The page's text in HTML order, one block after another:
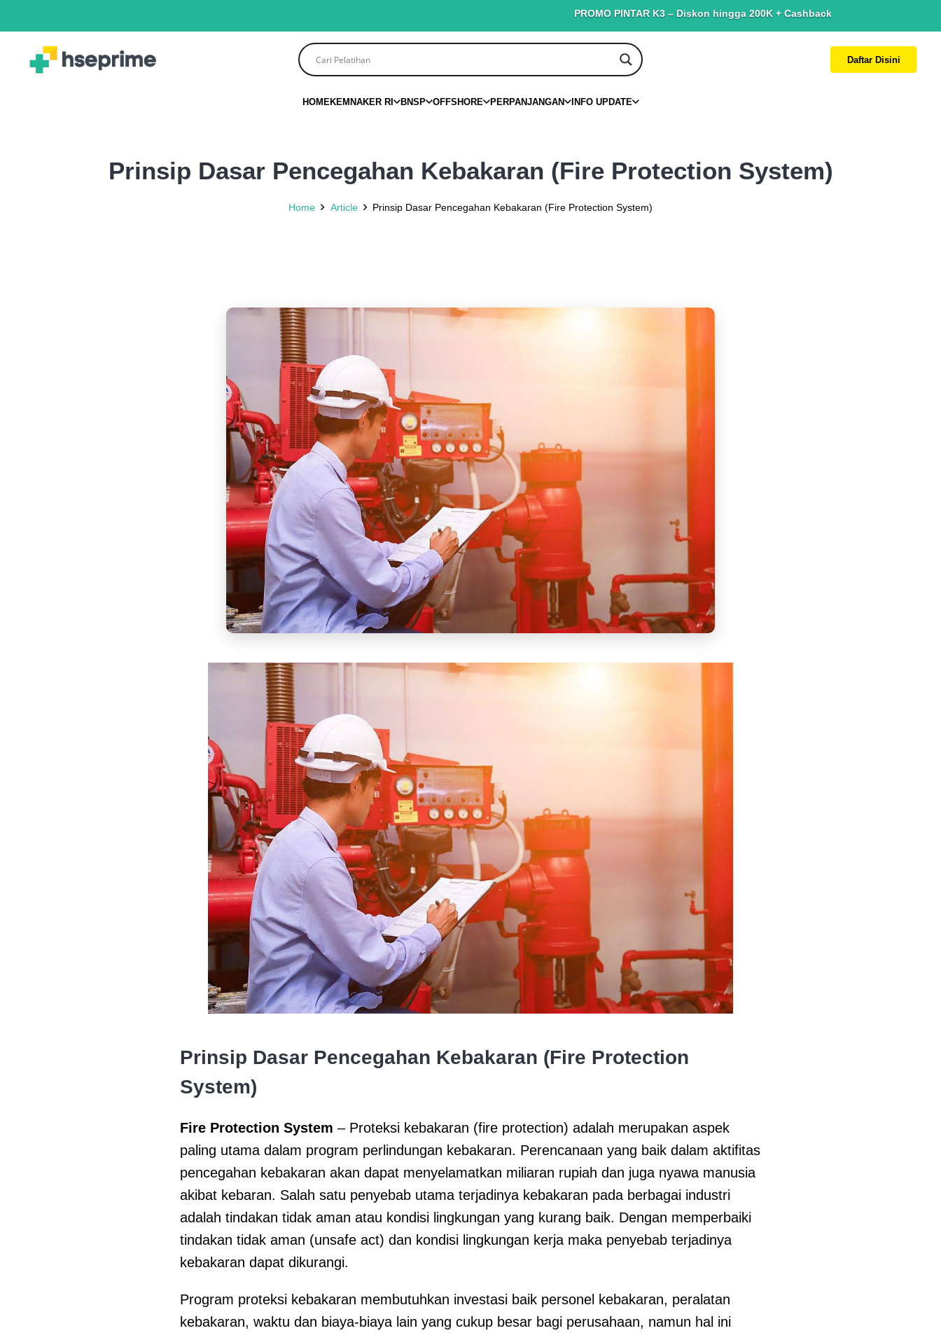
PROMO PINTAR K3 – Diskon hingga 200K + Cashback hingga 150K. Terbatas untuk
Daftar Disini
HOMEKEMNAKER RI BNSP OFFSHORE PERPANJANGAN INFO UPDATE
Prinsip Dasar Pencegahan Kebakaran (Fire Protection System)
Home Article Prinsip Dasar Pencegahan Kebakaran (Fire Protection System)
Prinsip Dasar Pencegahan Kebakaran (Fire Protection
System)
Fire Protection System – Proteksi kebakaran (fire protection) adalah merupakan aspek
paling utama dalam program perlindungan kebakaran. Perencanaan yang baik dalam aktifitas
pencegahan kebakaran akan dapat menyelamatkan miliaran rupiah dan juga nyawa manusia
akibat kebaran. Salah satu penyebab utama terjadinya kebakaran pada berbagai industri
adalah tindakan tidak aman atau kondisi lingkungan yang kurang baik. Dengan memperbaiki
tindakan tidak aman (unsafe act) dan kondisi lingkungan kerja maka penyebab terjadinya
kebakaran dapat dikurangi.
Program proteksi kebakaran membutuhkan investasi baik personel kebakaran, peralatan
kebakaran, waktu dan biaya-biaya lain yang cukup besar bagi perusahaan, namun hal ini